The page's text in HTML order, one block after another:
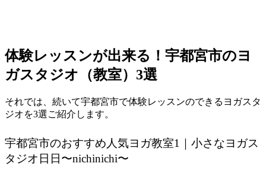
体験レッスンが出来る！宇都宮市のヨ
ガスタジオ（教室）3選
それでは、続いて宇都宮市で体験レッスンのできるヨガスタ
ジオを3選ご紹介します。
宇都宮市のおすすめ人気ヨガ教室1｜小さなヨガス
タジオ日日〜nichinichi〜